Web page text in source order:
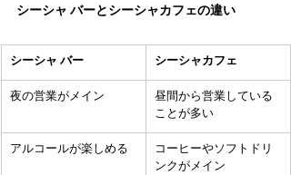
シーシャ バーとシーシャカフェの違い
シーシャ バー シーシャカフェ
夜の営業がメイン
昼間から営業している
ことが多い
アルコールが楽しめる
コーヒーやソフトドリ
ンクがメイン